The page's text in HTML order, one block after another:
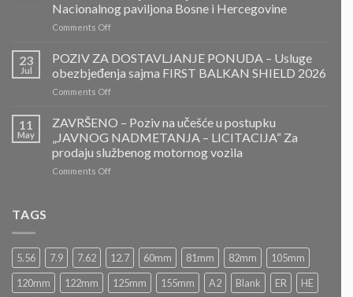
DOSTAVLJANJE
PONUDA
Nacionalnog paviljona Bosne i Hercegovine
Comments Offon
POZIV
ZA
DOSTAVLJANJE
PONUDA
Projektovanje,
izrada
montaža
Nacionalnog
23
Jul
POZIV ZA DOSTAVLJANJE PONUDA – Usluge
obezbjeđenja sajma FIRST BALKAN SHIELD 2026
Comments Offon
ZA
DOSTAVLJANJE
PONUDA
–
Usluge
2026
11
May
ZAVRŠENO – Poziv na učešće u postupku
„JAVNOG NADMETANJA – LICITACIJA“ Za
prodaju službenog motornog vozila
Comments Offon
u
postupku
„JAVNOG
NADMETANJA
TAGS
5.56 7.9 7.62 12.7 60mm 81mm 82mm
105mm
120mm
122mm 125mm 155mm A2 Blank ER
HE